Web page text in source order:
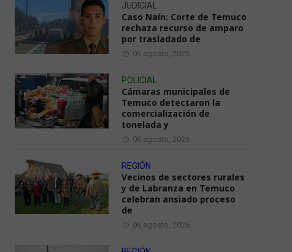
JUDICIAL
Caso Naín: Corte de Temuco
rechaza recurso de amparo
por trasladado de
06 agosto, 2026
POLICIAL
Cámaras municipales de
Temuco detectaron la
comercialización de
tonelada y
06 agosto, 2026
REGIÓN
Vecinos de sectores rurales
y de Labranza en Temuco
celebran ansiado proceso
de
06 agosto, 2026